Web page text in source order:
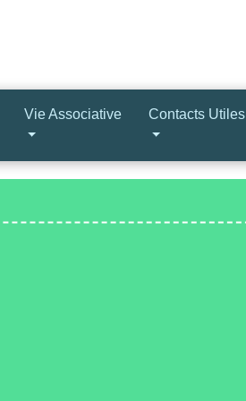
Vie Associative Contacts Utiles